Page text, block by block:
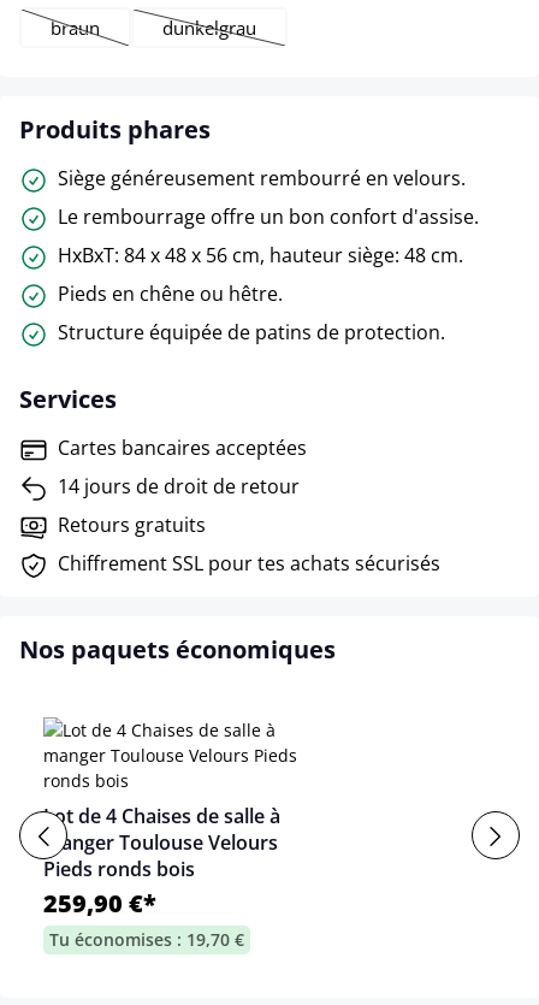
braun
(Cette option n'est pas disponible pour le moment.)
dunkelgrau
(Cette option n'est pas disponible pour le
Produits phares
Siège généreusement rembourré en velours.
Le rembourrage offre un bon confort d'assise.
HxBxT: 84 x 48 x 56 cm, hauteur siège: 48 cm.
Pieds en chêne ou hêtre.
Structure équipée de patins de protection.
Services
Cartes bancaires acceptées
14 jours de droit de retour
Retours gratuits
Chiffrement SSL pour tes achats sécurisés
Nos paquets économiques
Lot de 4 Chaises de salle à
manger Toulouse Velours
Pieds ronds bois
259,90 €*
Tu économises : 19,70 €